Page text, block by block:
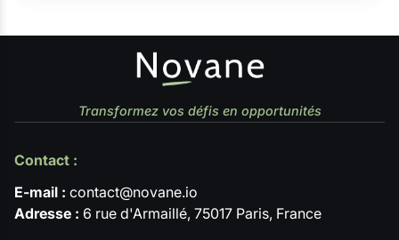
Transformez vos défis en opportunités
Contact :
E-mail : contact@novane.io
Adresse : 6 rue d'Armaillé, 75017 Paris, France